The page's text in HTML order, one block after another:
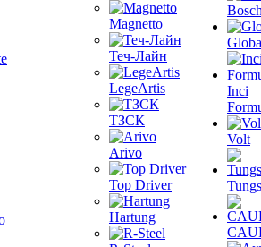
Magnetto
Теч-Лайн
LegeArtis
ТЗСК
Arivo
Top Driver
Hartung
Inci
Volt